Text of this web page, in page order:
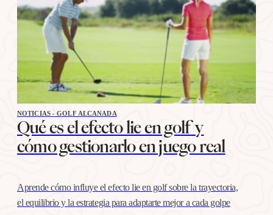
NOTICIAS - GOLF ALCANADA
Qué es el efecto lie en golf y
cómo gestionarlo en juego real
Aprende cómo influye el efecto lie en golf sobre la trayectoria,
el equilibrio y la estrategia para adaptarte mejor a cada golpe